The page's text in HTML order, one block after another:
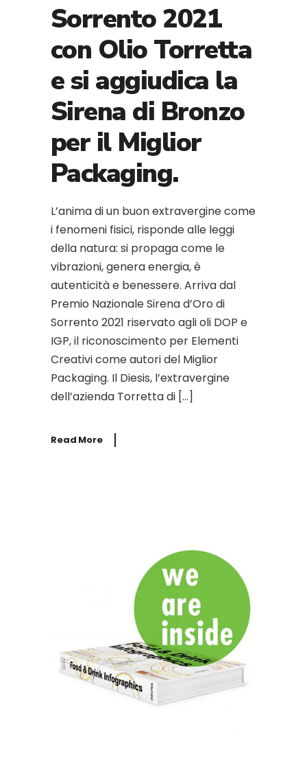
Sorrento 2021
con Olio Torretta
e si aggiudica la
Sirena di Bronzo
per il Miglior
Packaging.
L’anima di un buon extravergine come
i fenomeni fisici, risponde alle leggi
della natura: si propaga come le
vibrazioni, genera energia, è
autenticità e benessere. Arriva dal
Premio Nazionale Sirena d’Oro di
Sorrento 2021 riservato agli oli DOP e
IGP, il riconoscimento per Elementi
Creativi come autori del Miglior
Packaging. Il Diesis, l’extravergine
dell’azienda Torretta di […]
Read More